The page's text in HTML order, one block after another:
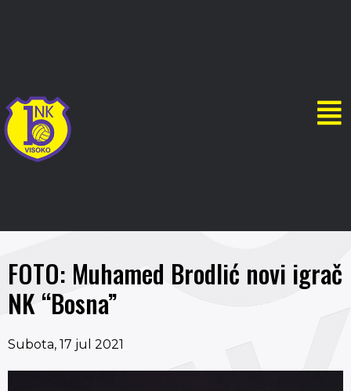
FOTO: Muhamed Brodlić novi igrač
NK “Bosna”
Subota, 17 jul 2021